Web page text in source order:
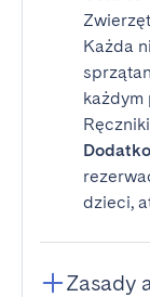
Każda
każdym
dzieci,
Zasady